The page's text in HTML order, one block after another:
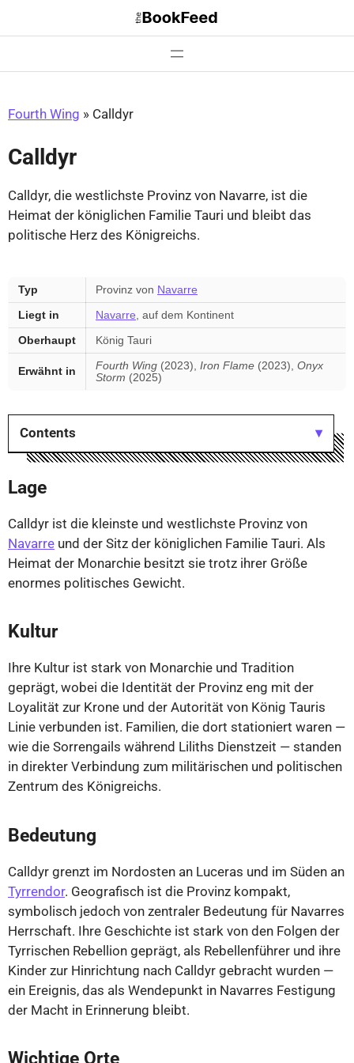
Fourth Wing » Calldyr
Calldyr
Calldyr, die westlichste Provinz von Navarre, ist die
Heimat der königlichen Familie Tauri und bleibt das
politische Herz des Königreichs.
Provinz
Navarre
wichtigste
Fakten
Typ Provinz von Navarre
Liegt in
Navarre , auf dem Kontinent
Oberhaupt
König Tauri
Erwähnt in Fourth Wing (2023), Iron Flame (2023), Onyx
Storm (2025)
Contents
Lage
Calldyr ist die kleinste und westlichste Provinz von
Navarre und der Sitz der königlichen Familie Tauri. Als
Heimat der Monarchie besitzt sie trotz ihrer Größe
enormes politisches Gewicht.
Kultur
Ihre Kultur ist stark von Monarchie und Tradition
geprägt, wobei die Identität der Provinz eng mit der
Loyalität zur Krone und der Autorität von König Tauris
Linie verbunden ist. Familien, die dort stationiert waren —
wie die Sorrengails während Liliths Dienstzeit — standen
in direkter Verbindung zum militärischen und politischen
Zentrum des Königreichs.
Bedeutung
Calldyr grenzt im Nordosten an Luceras und im Süden an
Tyrrendor. Geografisch ist die Provinz kompakt,
symbolisch jedoch von zentraler Bedeutung für Navarres
Herrschaft. Ihre Geschichte ist stark von den Folgen der
Tyrrischen Rebellion geprägt, als Rebellenführer und ihre
Kinder zur Hinrichtung nach Calldyr gebracht wurden —
ein Ereignis, das als Wendepunkt in Navarres Festigung
der Macht in Erinnerung bleibt.
Wichtige Orte